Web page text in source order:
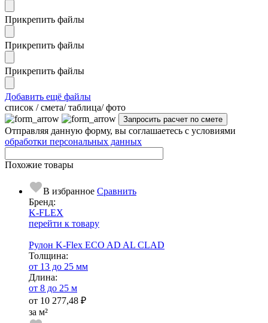
Прикрепить файлы
Прикрепить файлы
Прикрепить файлы
Добавить ещё файлы
cписок / смета/ таблица/ фото
Отправляя данную форму, вы соглашаетесь с условиями
обработки персональных данных
Похожие товары
В избранное Сравнить
Бренд:
K-FLEX
перейти к товару
Рулон K-Flex ECO AD AL CLAD
Тол­щи­на:
от 13 до 25 мм
Длина:
от 8 до 25 м
от 10 277,48 ₽
за м²